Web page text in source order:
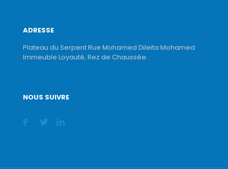
ADRESSE
Plateau du Serpent Rue Mohamed Dileita Mohamed
Immeuble Loyauté, Rez de Chaussée.
NOUS SUIVRE